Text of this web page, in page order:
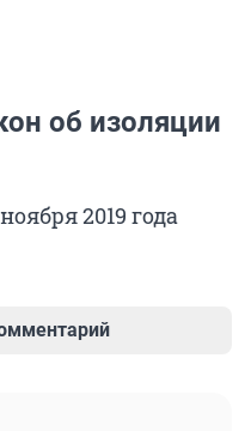
об изоляции
2019 года